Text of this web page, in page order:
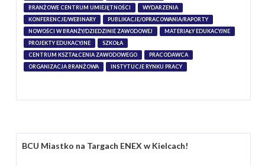
BRANŻOWE CENTRUM UMIEJĘTNOŚCI
WYDARZENIA
KONFERENCJE/WEBINARY
PUBLIKACJE/OPRACOWANIA/RAPORTY
NOWOŚCI W BRANŻY/DZIEDZINIE ZAWODOWEJ
MATERIAŁY EDUKACYJNE
PROJEKTY EDUKACYJNE
SZKOŁA
CENTRUM KSZTAŁCENIA ZAWODOWEGO
PRACODAWCA
ORGANIZACJA BRANŻOWA
INSTYTUCJE RYNKU PRACY
BCU Miastko na Targach ENEX w Kielcach!